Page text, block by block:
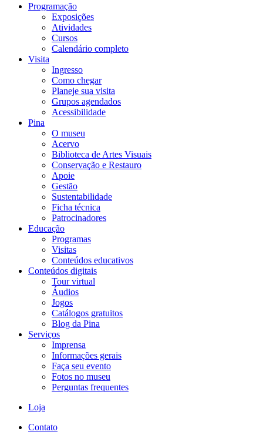
Programação
Exposições
Atividades
Cursos
Calendário completo
Visita
Ingresso
Como chegar
Planeje sua visita
Grupos agendados
Acessibilidade
Pina
O museu
Acervo
Biblioteca de Artes Visuais
Conservação e Restauro
Apoie
Gestão
Sustentabilidade
Ficha técnica
Patrocinadores
Educação
Programas
Visitas
Conteúdos educativos​
Conteúdos digitais
Tour virtual
Áudios
Jogos
Catálogos gratuitos
Blog da Pina
Serviços
Imprensa
Informações gerais
Faça seu evento
Fotos no museu
Perguntas frequentes
Loja
Contato